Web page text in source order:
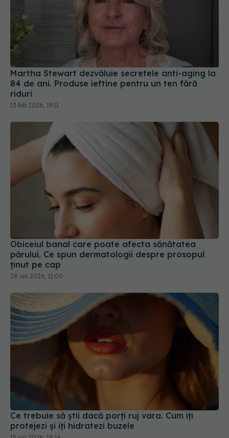
Martha Stewart dezvăluie secretele anti-aging la
84 de ani. Produse ieftine pentru un ten fără
riduri
13 feb 2026, 19:11
Obiceiul banal care poate afecta sănătatea
părului. Ce spun dermatologii despre prosopul
ținut pe cap
28 iun 2026, 11:00
Ce trebuie să știi dacă porți ruj vara. Cum îți
protejezi și îți hidratezi buzele
15 iun 2026, 18:16